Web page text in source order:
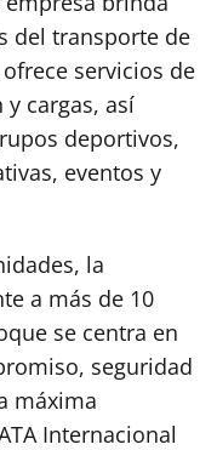
del transporte de
servicios de
cargas, así
deportivos,
eventos y
la
a más de 10
se centra en
seguridad
máxima
Internacional